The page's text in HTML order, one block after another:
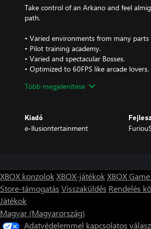
Take control of an Arkano and feel
path.
• Varied environments from many
• Pilot training academy.
• Varied and spectacular Bosses.
• Optimized to 60FPS like arcade lovers.
• Be better than your friends and
They prepare you to travel to conflict
Több megjelenítése
Kiadó
e-llusiontertainment
XBOX konzolokXBOX-játékokXBOX
Store-támogatás Visszaküldés Rendelés
Játékok
Magyar (Magyarország)
Adatvédelemmel kapcsolatos